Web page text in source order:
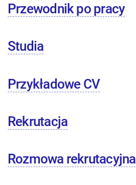
Przewodnik po pracy
Studia
Przykładowe CV
Rekrutacja
Rozmowa rekrutacyjna